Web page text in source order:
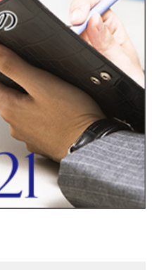
の請求に応じます。
、パスポート何れかの
委任状」（代理人による
宛にお送り下さい。
相談窓口＞
2丁目5-11（第一東経ビ